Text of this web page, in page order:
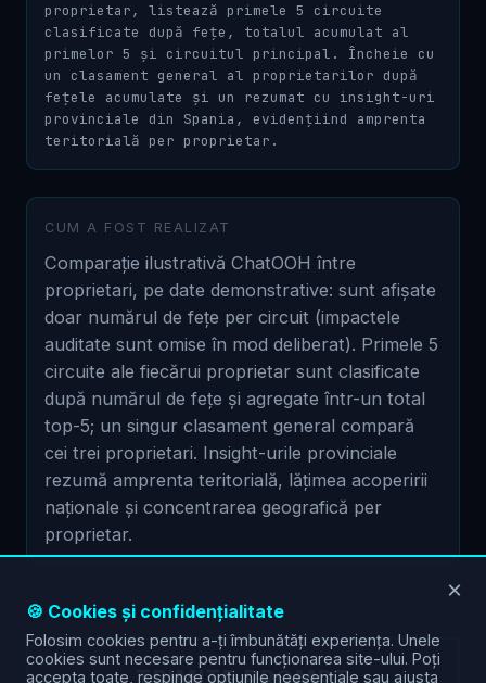
proprietar, listează primele 5 circuite
clasificate după fețe, totalul acumulat al
primelor 5 și circuitul principal. Încheie cu
un clasament general al proprietarilor după
fețele acumulate și un rezumat cu insight-uri
provinciale din Spania, evidențiind amprenta
teritorială per proprietar.
CUM A FOST REALIZAT
Comparație ilustrativă ChatOOH între
proprietari, pe date demonstrative: sunt afișate
doar numărul de fețe per circuit (impactele
auditate sunt omise în mod deliberat). Primele 5
circuite ale fiecărui proprietar sunt clasificate
după numărul de fețe și agregate într-un total
top-5; un singur clasament general compară
cei trei proprietari. Insight-urile provinciale
rezumă amprenta teritorială, lățimea acoperirii
naționale și concentrarea geografică per
proprietar.
🍪 Cookies și confidențialitate
Folosim cookies pentru a-ți îmbunătăți experiența. Unele
cookies sunt necesare pentru funcționarea site-ului. Poți
accepta toate, respinge opțiunile neesențiale sau ajusta
×